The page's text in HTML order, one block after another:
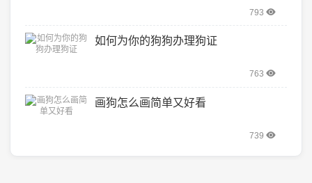
793
如何为你的狗狗办理狗证
763
画狗怎么画简单又好看
739